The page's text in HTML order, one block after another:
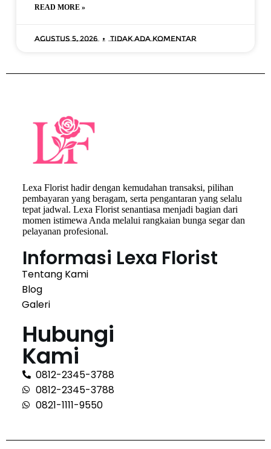
READ MORE »
Agustus 5, 2026 Tidak ada komentar
Lexa Florist hadir dengan kemudahan transaksi, pilihan
pembayaran yang beragam, serta pengantaran yang selalu
tepat jadwal. Lexa Florist senantiasa menjadi bagian dari
momen istimewa Anda melalui rangkaian bunga segar dan
pelayanan profesional.
Informasi Lexa Florist
Tentang Kami
Blog
Galeri
Hubungi
Kami
0812-2345-3788
0812-2345-3788
0821-1111-9550